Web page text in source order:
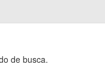
de busca.